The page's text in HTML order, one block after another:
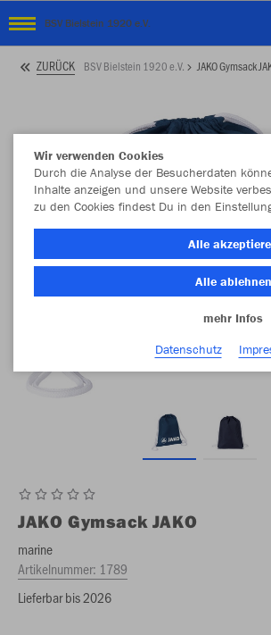
BSV Bielstein 1920 e.V.
ZURÜCK BSV Bielstein 1920 e.V. JAKO Gymsack
JAKO Gymsack JAKO
marine
Artikelnummer: 1789
Lieferbar bis 2026
Wir verwenden Cookies
Durch die Analyse der Besucherdaten
Inhalte anzeigen und unsere Website
zu den Cookies findest Du in den
Alle
Alle ablehnen
mehr Infos
Datenschutz